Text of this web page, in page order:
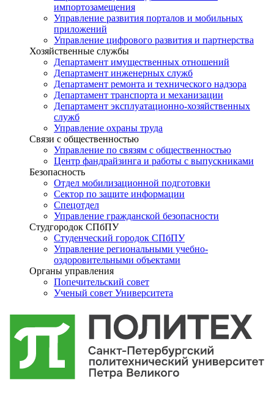
импортозамещения
Управление развития порталов и мобильных
приложений
Управление цифрового развития и партнерства
Хозяйственные службы
Департамент имущественных отношений
Департамент инженерных служб
Департамент ремонта и технического надзора
Департамент транспорта и механизации
Департамент эксплуатационно-хозяйственных
служб
Управление охраны труда
Связи с общественностью
Управление по связям с общественностью
Центр фандрайзинга и работы с выпускниками
Безопасность
Отдел мобилизационной подготовки
Сектор по защите информации
Спецотдел
Управление гражданской безопасности
Студгородок СПбПУ
Студенческий городок СПбПУ
Управление региональными учебно-
оздоровительными объектами
Органы управления
Попечительский совет
Ученый совет Университета